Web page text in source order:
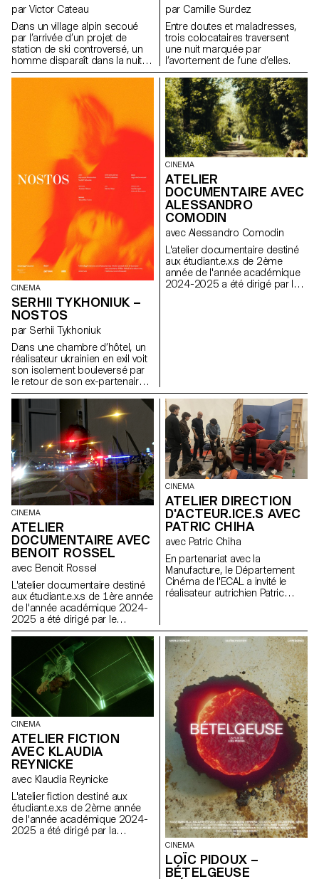
par Victor Cateau
Dans un village alpin secoué
par l’arrivée d’un projet de
station de ski controversé, un
homme disparaît dans la nuit.
Dépassée par les événements,
essaie de comprendre les
forces à l’œuvre.
par Camille Surdez
Entre doutes et maladresses,
trois colocataires traversent
une nuit marquée par
l’avortement de l’une d’elles.
CINEMA
SERHII TYKHONIUK –
NOSTOS
par Serhii Tykhoniuk
Dans une chambre d’hôtel, un
réalisateur ukrainien en exil voit
son isolement bouleversé par
le retour de son ex-partenaire
qui est sur le point de repartir
en Ukraine au chevet de son
père.
CINEMA
ATELIER
DOCUMENTAIRE AVEC
ALESSANDRO
COMODIN
avec Alessandro Comodin
L'atelier documentaire destiné
aux étudiant.e.x.s de 2ème
année de l'année académique
2024-2025 a été dirigé par le
CINEMA
ATELIER
DOCUMENTAIRE AVEC
BENOIT ROSSEL
avec Benoit Rossel
L'atelier documentaire destiné
aux étudiant.e.x.s de 1ère année
de l'année académique 2024-
2025 a été dirigé par le
réalisateur franco-suisse
Benoit Rossel.
CINEMA
ATELIER DIRECTION
D'ACTEUR.ICE.S AVEC
PATRIC CHIHA
avec Patric Chiha
En partenariat avec la
Manufacture, le Département
Cinéma de l'ECAL a invité le
réalisateur autrichien Patric
CINEMA
ATELIER FICTION
AVEC KLAUDIA
REYNICKE
avec Klaudia Reynicke
L'atelier fiction destiné aux
étudiant.e.x.s de 2ème année
de l'année académique 2024-
2025 a été dirigé par la
CINEMA
LOÏC PIDOUX –
BÉTELGEUSE